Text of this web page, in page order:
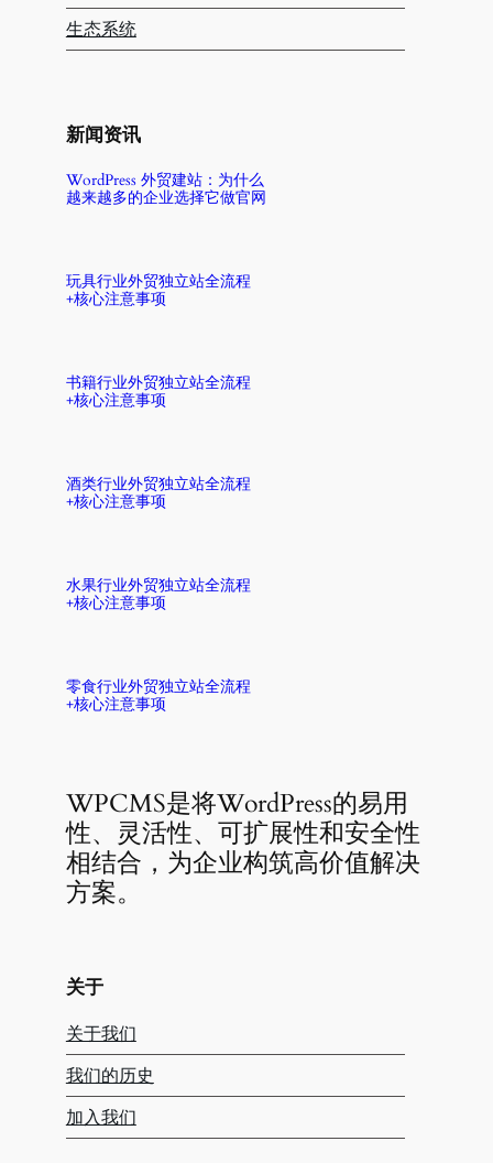
生态系统
新闻资讯
WordPress 外贸建站：为什么
越来越多的企业选择它做官网
玩具行业外贸独立站全流程
+核心注意事项
书籍行业外贸独立站全流程
+核心注意事项
酒类行业外贸独立站全流程
+核心注意事项
水果行业外贸独立站全流程
+核心注意事项
零食行业外贸独立站全流程
+核心注意事项
WPCMS是将WordPress的易用
性、灵活性、可扩展性和安全性
相结合，为企业构筑高价值解决
方案。
关于
关于我们
我们的历史
加入我们